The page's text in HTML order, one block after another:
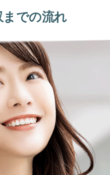
での流れ